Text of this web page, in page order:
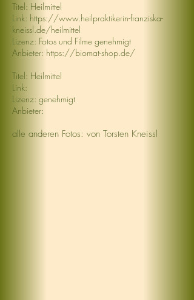
Titel: Heilmittel
Link: https://www.heilpraktikerin-franziska-
kneissl.de/heilmittel
Lizenz: Fotos und Filme genehmigt
Anbieter: https://biomat-shop.de/
Titel: Heilmittel
Link:
Lizenz: genehmigt
Anbieter:
alle anderen Fotos: von Torsten Kneissl